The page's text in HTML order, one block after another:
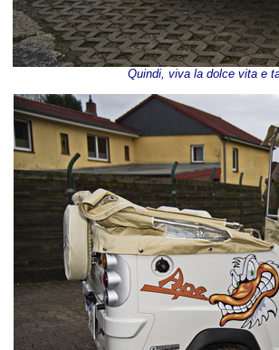
Quindi, viva la dolce vita e